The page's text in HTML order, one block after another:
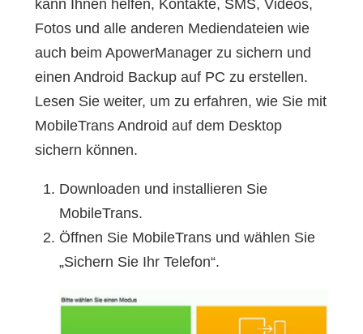
kann Ihnen helfen, Kontakte, SMS, Videos,
Fotos und alle anderen Mediendateien wie
auch beim ApowerManager zu sichern und
einen Android Backup auf PC zu erstellen.
Lesen Sie weiter, um zu erfahren, wie Sie mit
MobileTrans Android auf dem Desktop
sichern können.
Downloaden und installieren Sie
MobileTrans.
Öffnen Sie MobileTrans und wählen Sie
„Sichern Sie Ihr Telefon“.